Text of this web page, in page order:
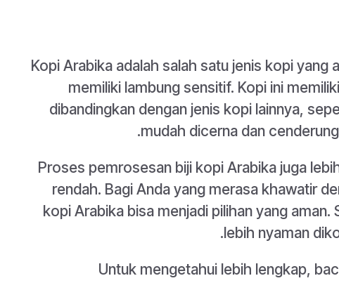
Kopi Arabika adalah salah satu jenis kopi
memiliki lambung sensitif. Kopi ini
dibandingkan dengan jenis kopi lainnya,
mudah dicerna dan
Proses pemrosesan biji kopi Arabika juga
rendah. Bagi Anda yang merasa khawatir
kopi Arabika bisa menjadi pilihan yang
lebih nyaman
Untuk mengetahui lebih lengkap,